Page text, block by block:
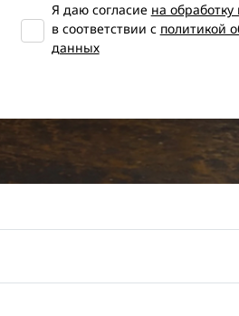
Я даю согласие на
в соответствии с политикой
данных